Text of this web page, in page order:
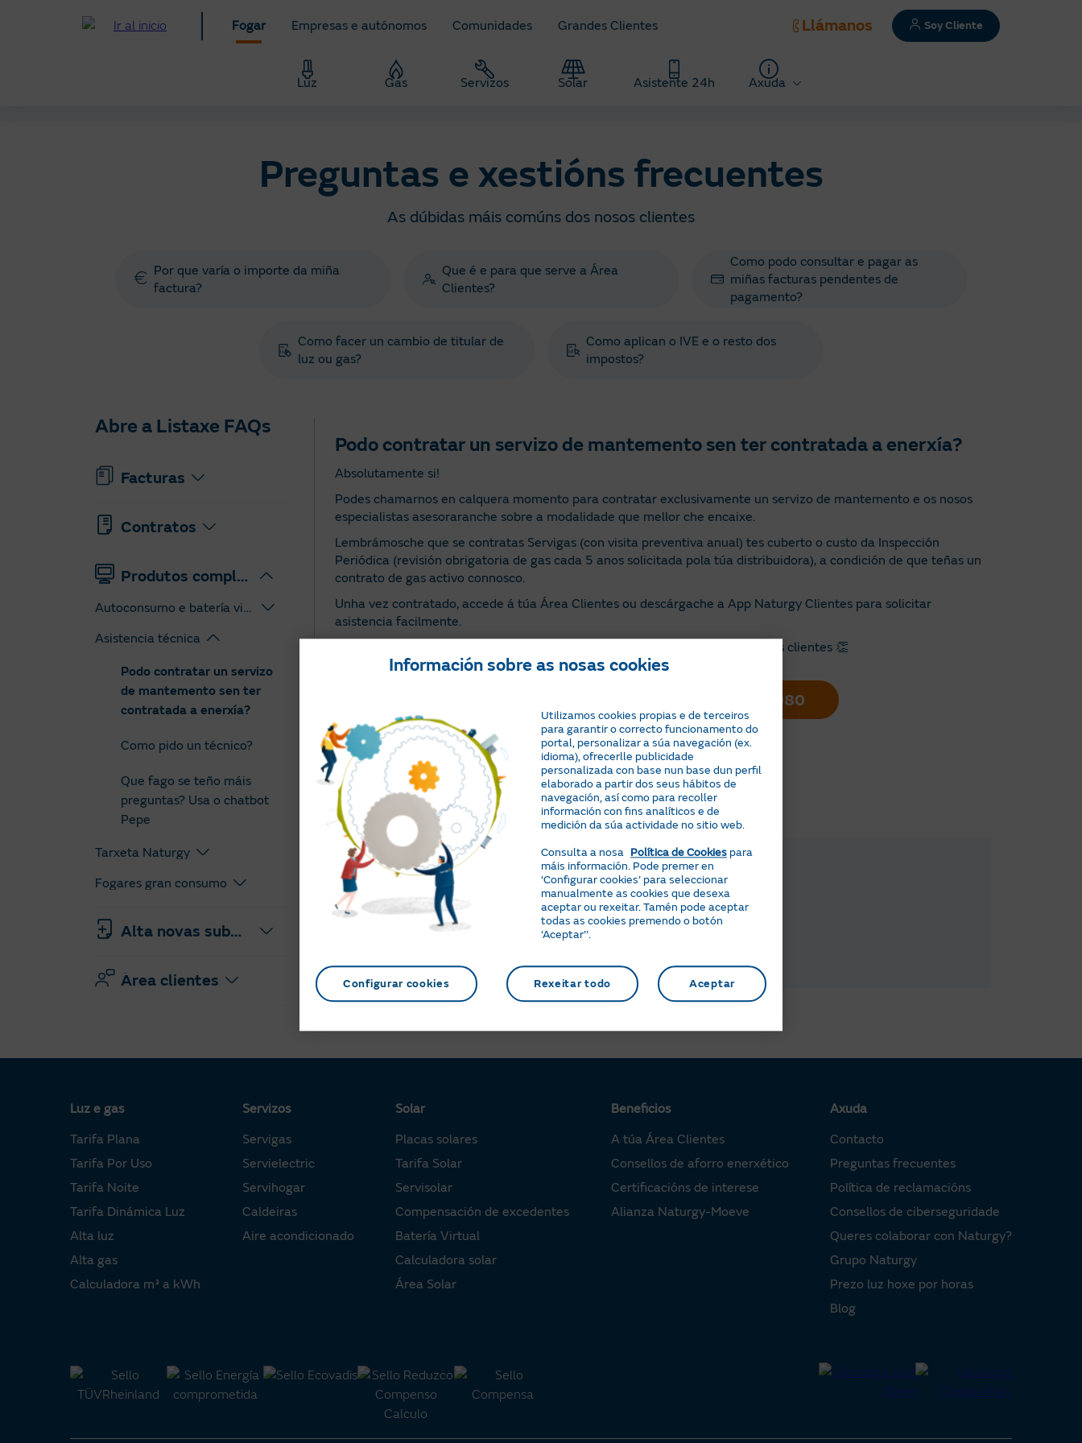
Fogar Empresas e autónomos Comunidades Grandes Clientes Llámanos Soy Cliente
Luz Gas Servizos Solar Asistente 24h Axuda
Preguntas e xestións frecuentes
As dúbidas máis comúns dos nosos clientes
Por que varía o importe da miña
factura?
Que é e para que serve a Área
Clientes?
Como podo consultar e pagar as
miñas facturas pendentes de
pagamento?
Como facer un cambio de titular de
luz ou gas?
Como aplican o IVE e o resto dos
impostos?
Abre a Listaxe FAQs
Facturas
Contratos
Produtos complementarios
Autoconsumo e batería virtual
Asistencia técnica
Podo contratar un servizo
de mantemento sen ter
contratada a enerxía?
Como pido un técnico?
Que fago se teño máis
preguntas? Usa o chatbot
Pepe
Tarxeta Naturgy
Fogares gran consumo
Alta novas subministracións
Área clientes
Podo contratar un servizo de mantemento sen ter contratada a enerxía?
Absolutamente si!
Podes chamarnos en calquera momento para contratar exclusivamente un servizo de mantemento e os nosos
especialistas asesoraranche sobre a modalidade que mellor che encaixe.
Lembrámosche que se contratas Servigas (con visita preventiva anual) tes cuberto o custo da Inspección
Periódica (revisión obrigatoria de gas cada 5 anos solicitada pola túa distribuidora), a condición de que teñas un
contrato de gas activo connosco.
Unha vez contratado, accede á túa Área Clientes ou descárgache a App Naturgy Clientes para solicitar
asistencia facilmente.
É unha fantástica decisión porque son servizos moi ben valorados polos nosos clientes 👏
900 408 080
Descarga a App da Área de Clientes
Pareceuche útil esta información?
Preguntas e xestións relacionadas
Como pido un técnico?
Luz e gas
Tarifa Plana
Tarifa Por Uso
Tarifa Noite
Tarifa Dinámica Luz
Alta luz
Alta gas
Calculadora m³ a kWh
Servizos
Servigas
Servielectric
Servihogar
Caldeiras
Aire acondicionado
Solar
Placas solares
Tarifa Solar
Servisolar
Compensación de excedentes
Batería Virtual
Calculadora solar
Área Solar
Beneficios
A túa Área Clientes
Consellos de aforro enerxético
Certificacións de interese
Alianza Naturgy-Moeve
Axuda
Contacto
Preguntas frecuentes
Política de reclamacións
Consellos de ciberseguridade
Queres colaborar con Naturgy?
Grupo Naturgy
Prezo luz hoxe por horas
Blog
Información sobre as nosas cookies
Utilizamos cookies propias e de terceiros
para garantir o correcto funcionamento do
portal, personalizar a súa navegación (ex.
idioma), ofrecerlle publicidade
personalizada con base nun base dun perfil
elaborado a partir dos seus hábitos de
navegación, así como para recoller
información con fins analíticos e de
medición da súa actividade no sitio web.
Consulta a nosa Política de Cookies para
máis información. Pode premer en
‘Configurar cookies’ para seleccionar
manualmente as cookies que desexa
aceptar ou rexeitar. Tamén pode aceptar
todas as cookies premendo o botón
‘Aceptar’’.
Configurar cookies Rexeitar todo Aceptar